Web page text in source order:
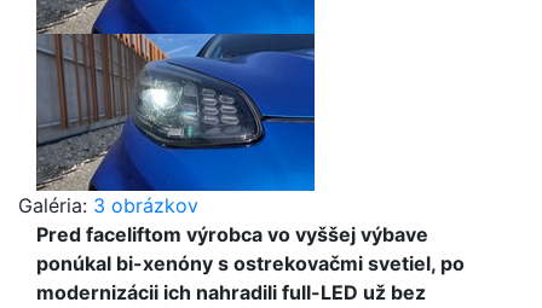
Galéria: 3 obrázkov
Pred faceliftom výrobca vo vyššej výbave
ponúkal bi-xenóny s ostrekovačmi svetiel, po
modernizácii ich nahradili full-LED už bez